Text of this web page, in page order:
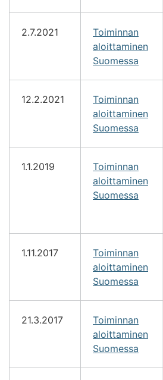
2.7.2021
Toiminnan
aloittaminen
Suomessa
12.2.2021
Toiminnan
aloittaminen
Suomessa
1.1.2019
Toiminnan
aloittaminen
Suomessa
1.11.2017
Toiminnan
aloittaminen
Suomessa
21.3.2017
Toiminnan
aloittaminen
Suomessa